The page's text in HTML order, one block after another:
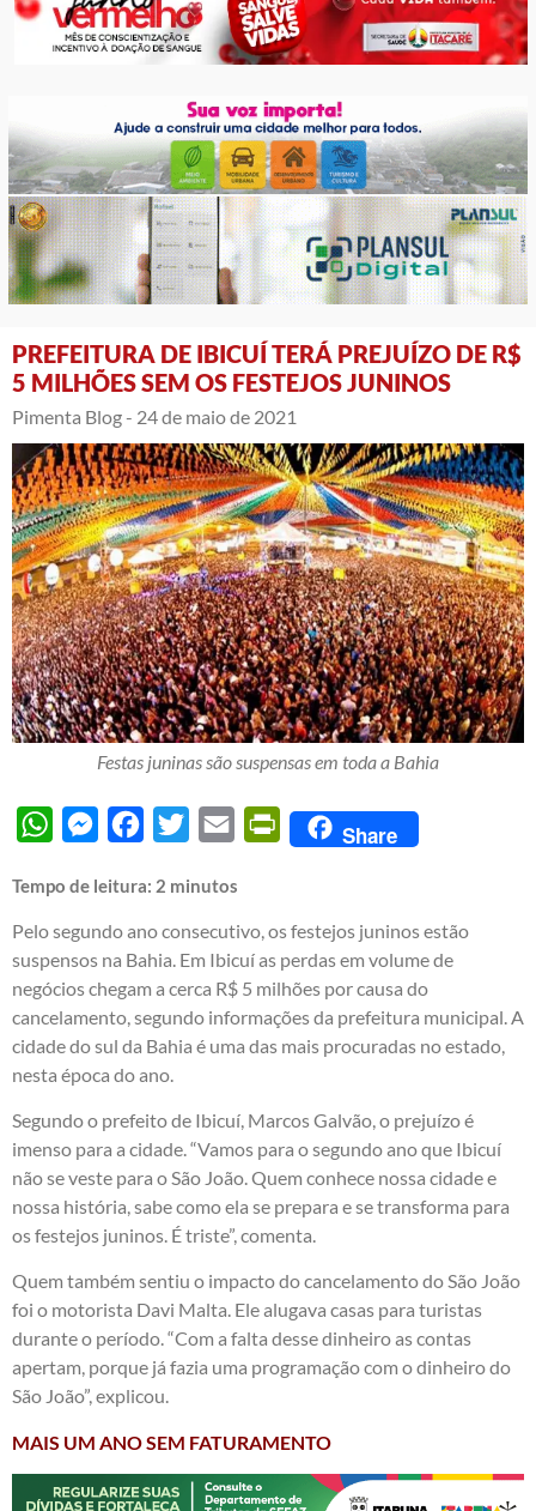
PREFEITURA DE IBICUÍ TERÁ PREJUÍZO DE R$
5 MILHÕES SEM OS FESTEJOS JUNINOS
Pimenta Blog - 24 de maio de 2021
Festas juninas são suspensas em toda a Bahia
WhatsAppMessengerFacebook
Twitter Email PrintFriendly
Share
Tempo de leitura: 2 minutos
Pelo segundo ano consecutivo, os festejos juninos estão
suspensos na Bahia. Em Ibicuí as perdas em volume de
negócios chegam a cerca R$ 5 milhões por causa do
cancelamento, segundo informações da prefeitura municipal. A
cidade do sul da Bahia é uma das mais procuradas no estado,
nesta época do ano.
Segundo o prefeito de Ibicuí, Marcos Galvão, o prejuízo é
imenso para a cidade. “Vamos para o segundo ano que Ibicuí
não se veste para o São João. Quem conhece nossa cidade e
nossa história, sabe como ela se prepara e se transforma para
os festejos juninos. É triste”, comenta.
Quem também sentiu o impacto do cancelamento do São João
foi o motorista Davi Malta. Ele alugava casas para turistas
durante o período. “Com a falta desse dinheiro as contas
apertam, porque já fazia uma programação com o dinheiro do
São João”, explicou.
MAIS UM ANO SEM FATURAMENTO